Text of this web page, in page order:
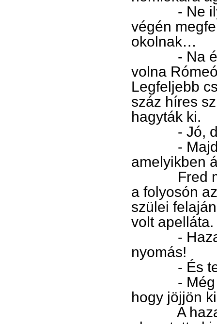
- Ne ilyen
végén
okolnak…
- Na és
volna
Legfeljebb
száz híres
hagyták ki.
- Jó, de
- Majd itt
amelyikben
Fred még
a folyosón
szülei
volt
-
nyomás!
- És
- Még jár
hogy jöjjön
A